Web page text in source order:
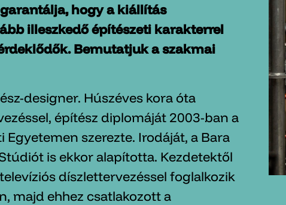
hogy a kiállítás
illeszkedő építészeti karakterrel
Bemutatjuk a szakmai
designer. Húszéves kora óta
építész diplomáját 2003-ban a
szerezte. Irodáját, a Bara
is ekkor alapította. Kezdetektől
díszlettervezéssel foglalkozik
majd ehhez csatlakozott a